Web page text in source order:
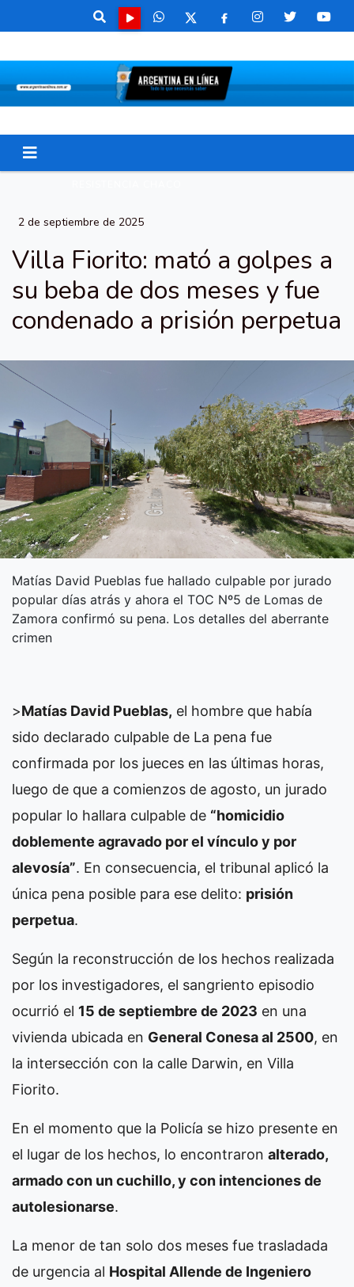
2 de septiembre de 2025
Villa Fiorito: mató a golpes a
su beba de dos meses y fue
condenado a prisión perpetua
Matías David Pueblas fue hallado culpable por jurado
popular días atrás y ahora el TOC Nº5 de Lomas de
Zamora confirmó su pena. Los detalles del aberrante
crimen
>Matías David Pueblas, el hombre que había
sido declarado culpable de La pena fue
confirmada por los jueces en las últimas horas,
luego de que a comienzos de agosto, un jurado
popular lo hallara culpable de “homicidio
doblemente agravado por el vínculo y por
alevosía”. En consecuencia, el tribunal aplicó la
única pena posible para ese delito: prisión
perpetua.
Según la reconstrucción de los hechos realizada
por los investigadores, el sangriento episodio
ocurrió el 15 de septiembre de 2023 en una
vivienda ubicada en General Conesa al 2500, en
la intersección con la calle Darwin, en Villa
Fiorito.
En el momento que la Policía se hizo presente en
el lugar de los hechos, lo encontraron alterado,
armado con un cuchillo, y con intenciones de
autolesionarse.
La menor de tan solo dos meses fue trasladada
de urgencia al Hospital Allende de Ingeniero